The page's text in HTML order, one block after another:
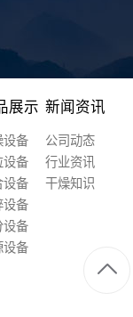
展示
设备
设备
设备
设备
设备
设备
新闻资讯
公司动态
行业资讯
干燥知识